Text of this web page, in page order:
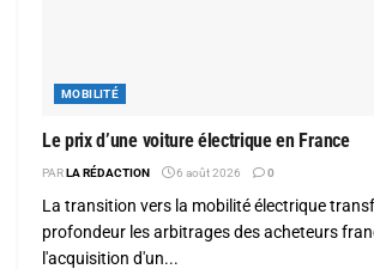
MOBILITÉ
Le prix d’une voiture électrique en France
PARLA RÉDACTION 6 août 2026 0
La transition vers la mobilité électrique
profondeur les arbitrages des acheteurs
l'acquisition d'un...